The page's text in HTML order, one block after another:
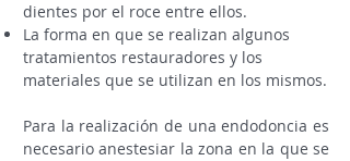
dientes por el roce entre ellos.
La forma en que se realizan algunos
tratamientos restauradores y los
materiales que se utilizan en los mismos.
Para la realización de una endodoncia es
necesario anestesiar la zona en la que se